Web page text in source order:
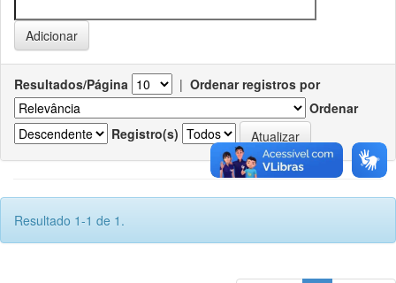
Resultados/Página | Ordenar registros por
Ordenar
Registro(s)
Resultado 1-1 de 1.